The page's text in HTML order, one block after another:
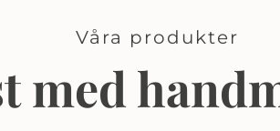
Våra produkter
med